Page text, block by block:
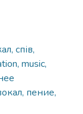
спів,
music,
пение,